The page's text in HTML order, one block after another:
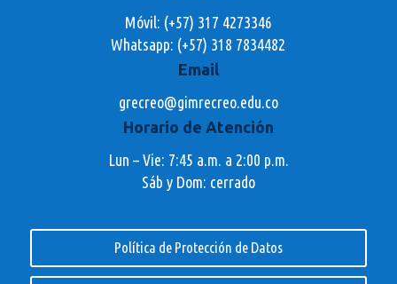
Móvil: (+57) 317 4273346
Whatsapp: (+57) 318 7834482
Email
grecreo@gimrecreo.edu.co
Horario de Atención
Lun – Vie: 7:45 a.m. a 2:00 p.m.
Sáb y Dom: cerrado
Política de Protección de Datos